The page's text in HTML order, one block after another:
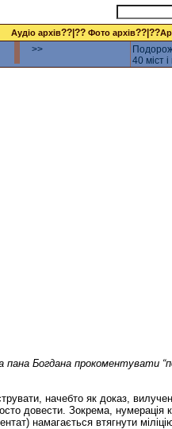
Аудіо архів??|?? Фото архів??|??
>>
40 міст
Богдана прокоментувати
начебто як доказ,
довести. Зокрема, нумерація
намагається втягнути